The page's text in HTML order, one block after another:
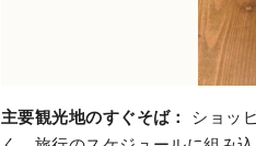
主要観光地のすぐそば：
ショッ